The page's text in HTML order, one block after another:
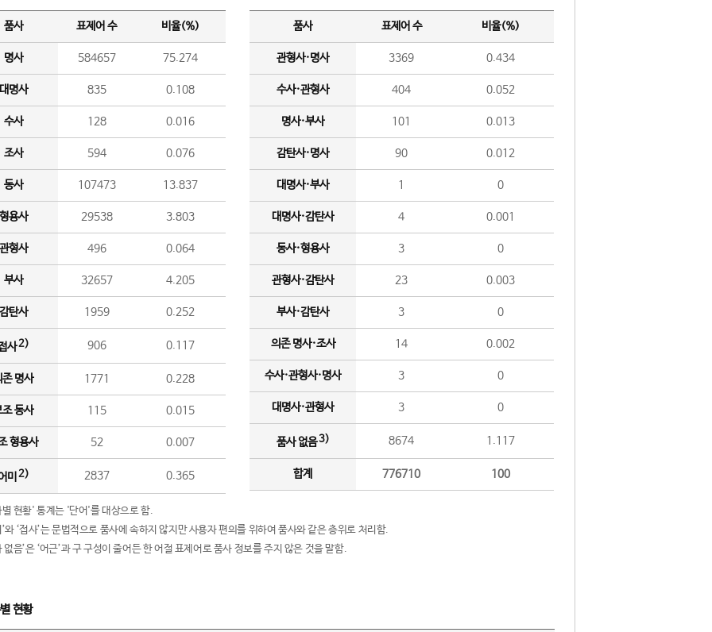
품사 표제어 수 비율(%)
명사 584657 75.274
명사 835 0.108
수사 128 0.016
조사 594 0.076
동사 107473 13.837
용사 29538 3.803
형사 496 0.064
부사 32657 4.205
탄사 1959 0.252
사2) 906 0.117
존 명사 1771 0.228
조 동사 115 0.015
형용사 52 0.007
미 2) 2837 0.365
품사 표제어 수 비율(%)
관형사·명사 3369 0.434
수사·관형사 404 0.052
명사·부사 101 0.013
감탄사·명사 90 0.012
대명사·부사 1 0
대명사·감탄사 4 0.001
동사·형용사 3 0
관형사·감탄사 23 0.003
부사·감탄사 3 0
의존 명사·조사 14 0.002
수사·관형사·명사 3 0
대명사·관형사 3 0
품사 없음3) 8674 1.117
합계 776710 100
현황' 통계는 '단어'를 대상으로 함.
와 ‘접사’는 문법적으로 품사에 속하지 않지만 사용자 편의를 위하여 품사와 같은 층위로 처리함.
없음’은 ‘어근’과 구 구성이 줄어든 한 어절 표제어로 품사 정보를 주지 않은 것을 말함.
현황